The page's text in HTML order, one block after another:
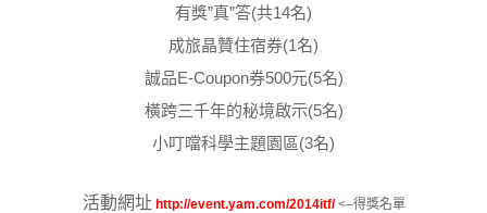
有獎”真”答(共14名)
成旅晶贊住宿券(1名)
誠品E-Coupon券500元(5名)
橫跨三千年的秘境啟示(5名)
小叮噹科學主題園區(3名)
活動網址 http://event.yam.com/2014itf/<–得獎名單